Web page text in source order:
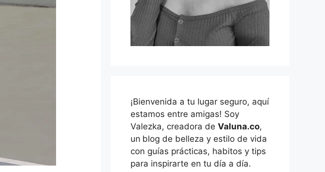
¡Bienvenida a tu lugar seguro, aquí
estamos entre amigas! Soy
Valezka, creadora de Valuna.co,
un blog de belleza y estilo de vida
con guías prácticas, habitos y tips
para inspirarte en tu día a día.